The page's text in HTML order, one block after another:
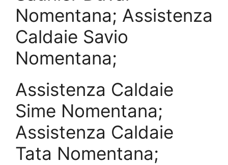
Nomentana; Assistenza
Caldaie Savio
Nomentana;
Assistenza Caldaie
Sime Nomentana;
Assistenza Caldaie
Tata Nomentana;